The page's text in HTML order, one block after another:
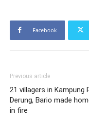
Facebook
Previous article
21 villagers in Kampung
Derung, Bario made
in fire